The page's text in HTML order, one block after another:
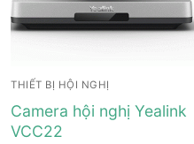
Hỗ trợ
Tài liệu hướng dẫn
Đại lý
THIẾT BỊ HỘI NGHỊ
Camera hội nghị Yealink
VCC22